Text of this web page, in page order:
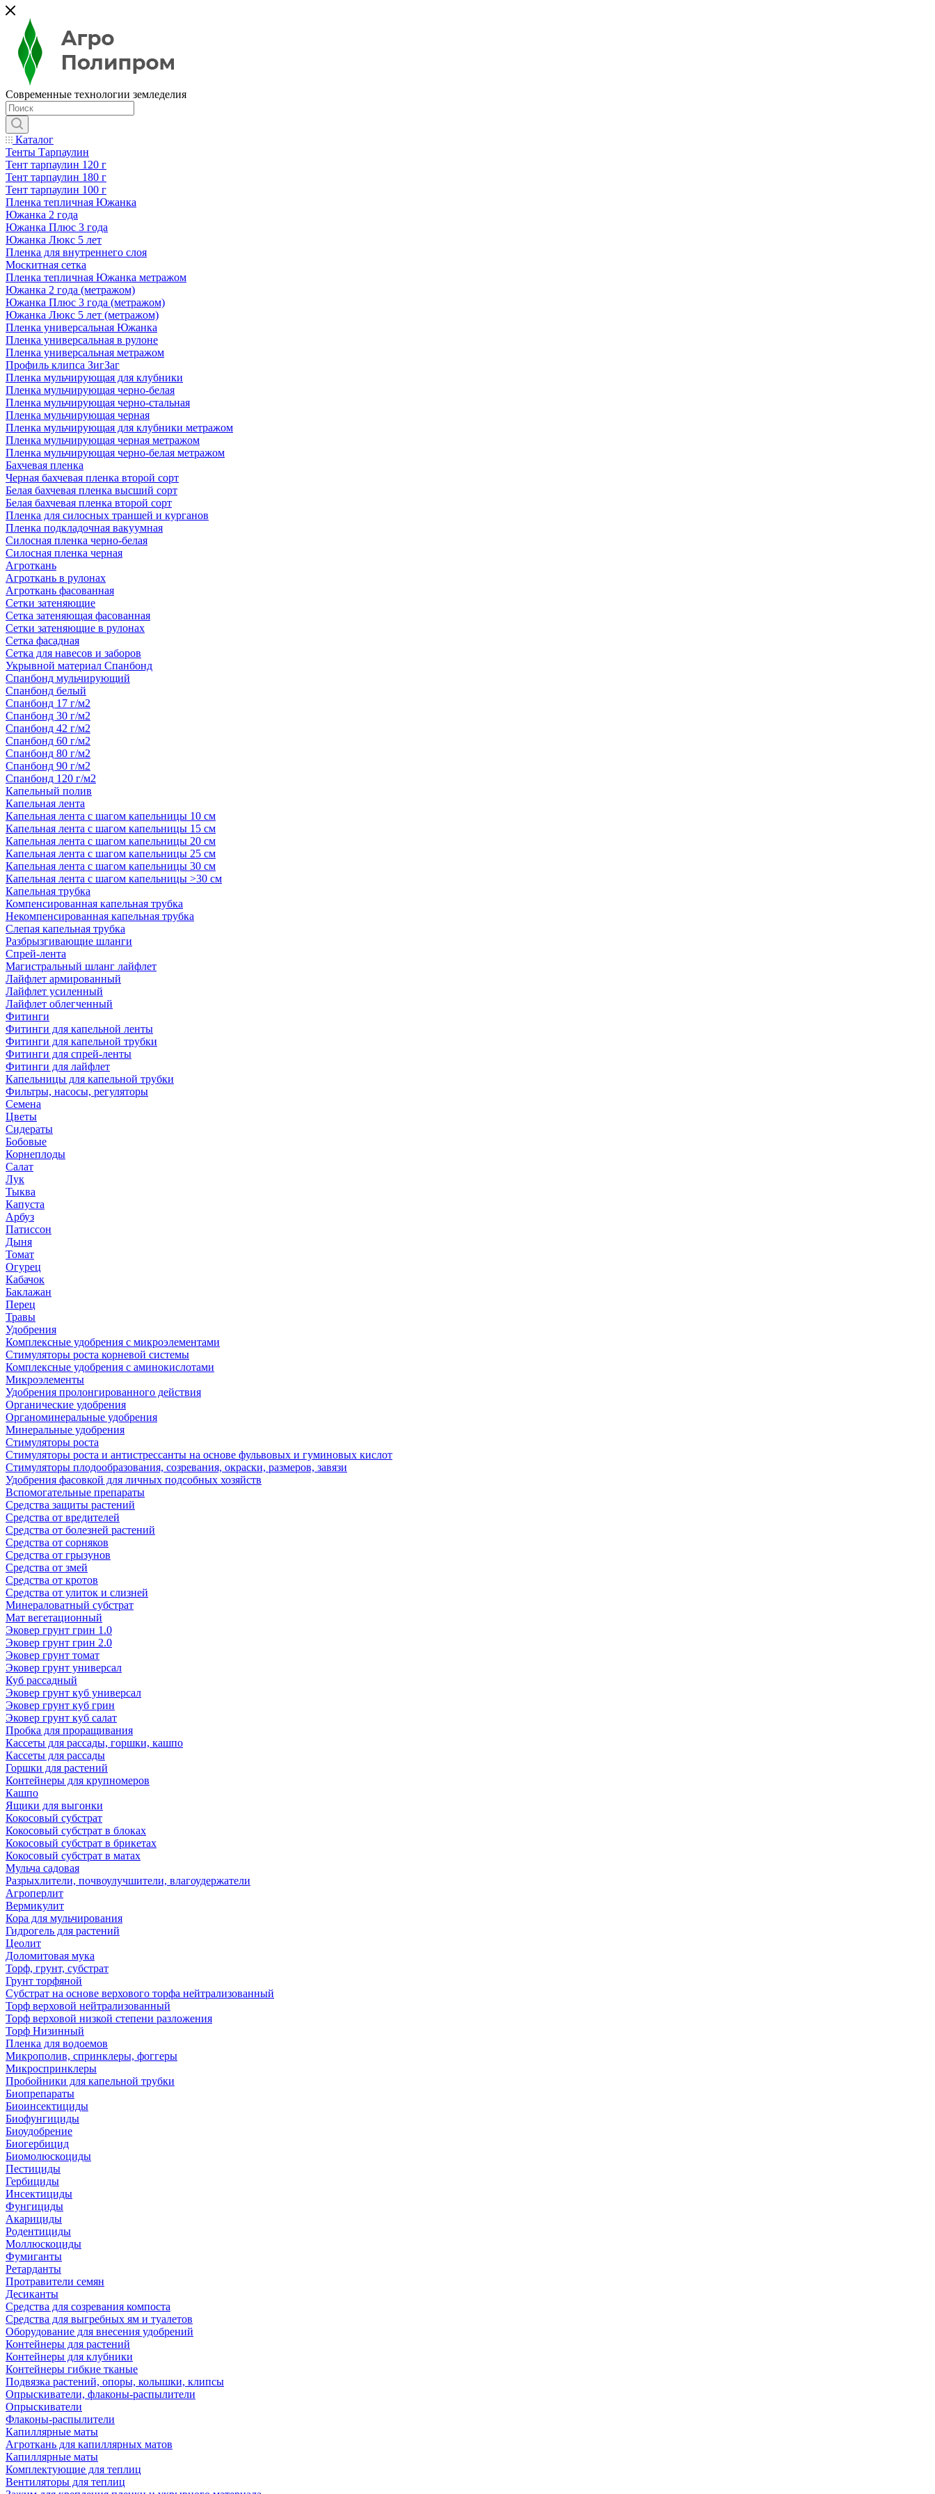
Современные технологии земледелия
Каталог
Тенты Тарпаулин
Тент тарпаулин 120 г
Тент тарпаулин 180 г
Тент тарпаулин 100 г
Пленка тепличная Южанка
Южанка 2 года
Южанка Плюс 3 года
Южанка Люкс 5 лет
Пленка для внутреннего слоя
Москитная сетка
Пленка тепличная Южанка метражом
Южанка 2 года (метражом)
Южанка Плюс 3 года (метражом)
Южанка Люкс 5 лет (метражом)
Пленка универсальная Южанка
Пленка универсальная в рулоне
Пленка универсальная метражом
Профиль клипса ЗигЗаг
Пленка мульчирующая для клубники
Пленка мульчирующая черно-белая
Пленка мульчирующая черно-стальная
Пленка мульчирующая черная
Пленка мульчирующая для клубники метражом
Пленка мульчирующая черная метражом
Пленка мульчирующая черно-белая метражом
Бахчевая пленка
Черная бахчевая пленка второй сорт
Белая бахчевая пленка высший сорт
Белая бахчевая пленка второй сорт
Пленка для силосных траншей и курганов
Пленка подкладочная вакуумная
Силосная пленка черно-белая
Силосная пленка черная
Агроткань
Агроткань в рулонах
Агроткань фасованная
Сетки затеняющие
Сетка затеняющая фасованная
Сетки затеняющие в рулонах
Сетка фасадная
Сетка для навесов и заборов
Укрывной материал Спанбонд
Спанбонд мульчирующий
Спанбонд белый
Спанбонд 17 г/м2
Спанбонд 30 г/м2
Спанбонд 42 г/м2
Спанбонд 60 г/м2
Спанбонд 80 г/м2
Спанбонд 90 г/м2
Спанбонд 120 г/м2
Капельный полив
Капельная лента
Капельная лента с шагом капельницы 10 см
Капельная лента с шагом капельницы 15 см
Капельная лента с шагом капельницы 20 см
Капельная лента с шагом капельницы 25 см
Капельная лента с шагом капельницы 30 см
Капельная лента с шагом капельницы >30 см
Капельная трубка
Компенсированная капельная трубка
Некомпенсированная капельная трубка
Слепая капельная трубка
Разбрызгивающие шланги
Спрей-лента
Магистральный шланг лайфлет
Лайфлет армированный
Лайфлет усиленный
Лайфлет облегченный
Фитинги
Фитинги для капельной ленты
Фитинги для капельной трубки
Фитинги для спрей-ленты
Фитинги для лайфлет
Капельницы для капельной трубки
Фильтры, насосы, регуляторы
Семена
Цветы
Сидераты
Бобовые
Корнеплоды
Салат
Лук
Тыква
Капуста
Арбуз
Патиссон
Дыня
Томат
Огурец
Кабачок
Баклажан
Перец
Травы
Удобрения
Комплексные удобрения с микроэлементами
Стимуляторы роста корневой системы
Комплексные удобрения с аминокислотами
Микроэлементы
Удобрения пролонгированного действия
Органические удобрения
Органоминеральные удобрения
Минеральные удобрения
Стимуляторы роста
Стимуляторы роста и антистрессанты на основе фульвовых и гуминовых кислот
Стимуляторы плодообразования, созревания, окраски, размеров, завязи
Удобрения фасовкой для личных подсобных хозяйств
Вспомогательные препараты
Средства защиты растений
Средства от вредителей
Средства от болезней растений
Средства от сорняков
Средства от грызунов
Средства от змей
Средства от кротов
Средства от улиток и слизней
Минераловатный субстрат
Мат вегетационный
Эковер грунт грин 1.0
Эковер грунт грин 2.0
Эковер грунт томат
Эковер грунт универсал
Куб рассадный
Эковер грунт куб универсал
Эковер грунт куб грин
Эковер грунт куб салат
Пробка для проращивания
Кассеты для рассады, горшки, кашпо
Кассеты для рассады
Горшки для растений
Контейнеры для крупномеров
Кашпо
Ящики для выгонки
Кокосовый субстрат
Кокосовый субстрат в блоках
Кокосовый субстрат в брикетах
Кокосовый субстрат в матах
Мульча садовая
Разрыхлители, почвоулучшители, влагоудержатели
Агроперлит
Вермикулит
Кора для мульчирования
Гидрогель для растений
Цеолит
Доломитовая мука
Торф, грунт, субстрат
Грунт торфяной
Субстрат на основе верхового торфа нейтрализованный
Торф верховой нейтрализованный
Торф верховой низкой степени разложения
Торф Низинный
Пленка для водоемов
Микрополив, спринклеры, фоггеры
Микроспринклеры
Пробойники для капельной трубки
Биопрепараты
Биоинсектициды
Биофунгициды
Биоудобрение
Биогербицид
Биомолюскоциды
Пестициды
Гербициды
Инсектициды
Фунгициды
Акарициды
Родентициды
Моллюскоциды
Фумиганты
Ретарданты
Протравители семян
Десиканты
Средства для созревания компоста
Средства для выгребных ям и туалетов
Оборудование для внесения удобрений
Контейнеры для растений
Контейнеры для клубники
Контейнеры гибкие тканые
Подвязка растений, опоры, колышки, клипсы
Опрыскиватели, флаконы-распылители
Опрыскиватели
Флаконы-распылители
Капиллярные маты
Агроткань для капиллярных матов
Капиллярные маты
Комплектующие для теплиц
Вентиляторы для теплиц